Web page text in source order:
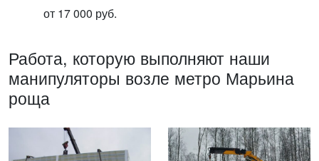
от 17 000 руб.
Работа, которую выполняют наши
манипуляторы возле метро Марьина
роща